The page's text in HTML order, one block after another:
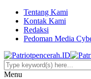
Tentang Kami
Kontak Kami
Redaksi
Pedoman Media
Menu